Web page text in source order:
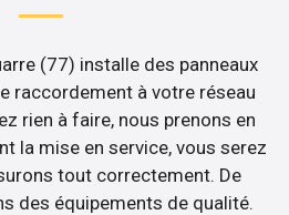
(77) installe des panneaux
raccordement à votre réseau
rien à faire, nous prenons en
la mise en service, vous serez
tout correctement. De
des équipements de qualité.